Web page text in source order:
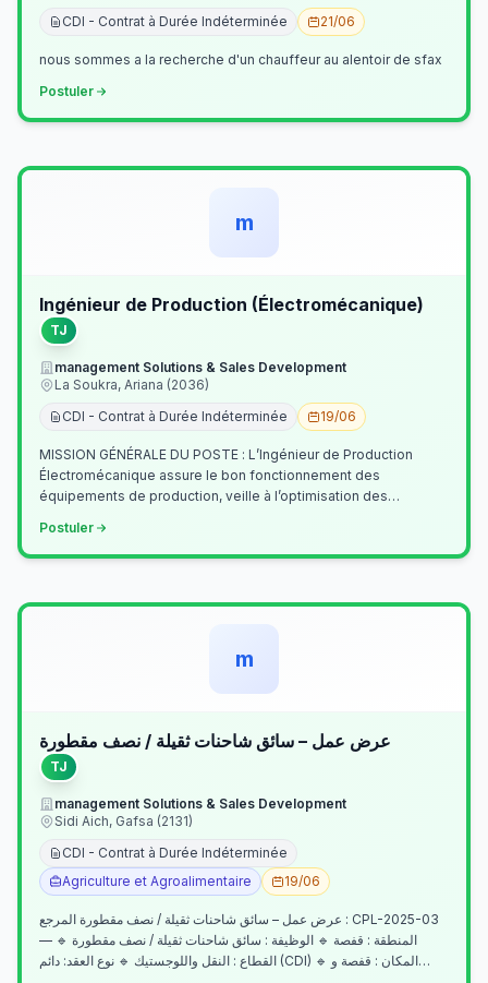
CDI - Contrat à Durée Indéterminée
21/06
nous sommes a la recherche d'un chauffeur au alentoir de sfax
Postuler
m
Ingénieur de Production (Électromécanique)
TJ
management Solutions & Sales Development
La Soukra, Ariana (2036)
CDI - Contrat à Durée Indéterminée
19/06
MISSION GÉNÉRALE DU POSTE : L’Ingénieur de Production
Électromécanique assure le bon fonctionnement des
équipements de production, veille à l’optimisation des
Postuler
m
عرض عمل – سائق شاحنات ثقيلة / نصف مقطورة
TJ
management Solutions & Sales Development
Sidi Aich, Gafsa (2131)
CDI - Contrat à Durée Indéterminée
Agriculture et Agroalimentaire
19/06
عرض عمل – سائق شاحنات ثقيلة / نصف مقطورة المرجع : CPL-2025-03
— المنطقة : قفصة 🔹 الوظيفة : سائق شاحنات ثقيلة / نصف مقطورة 🔹
القطاع : النقل واللوجستيك 🔹 نوع العقد: دائم (CDI) 🔹 المكان : قفصة و…